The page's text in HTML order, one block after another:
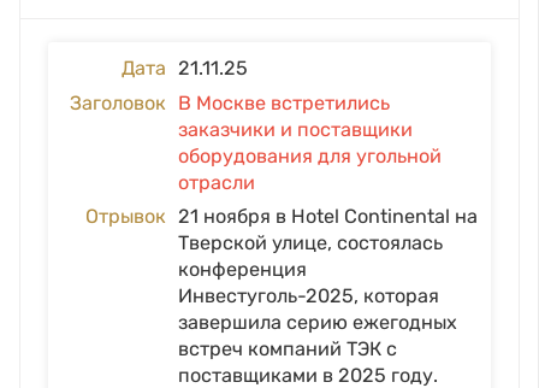
21.11.25
В Москве встретились
заказчики и поставщики
оборудования для угольной
отрасли
21 ноября в Hotel Continental на
Тверской улице, состоялась
конференция
Инвестуголь-2025, которая
завершила серию ежегодных
встреч компаний ТЭК с
поставщиками в 2025 году.